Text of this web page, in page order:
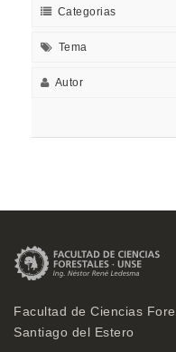
Categorias
Tema
Autor
Facultad de Ciencias
Santiago del Estero